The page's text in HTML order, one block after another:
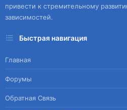
привести к стремительному
зависимостей.
Быстрая навигация
Главная
Форумы
Обратная Связь